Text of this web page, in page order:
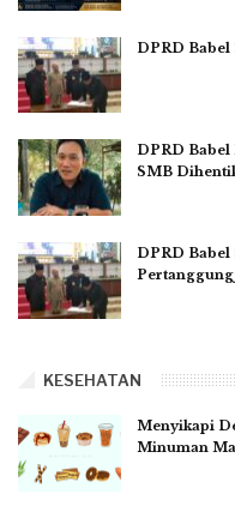
DPRD Babel
DPRD
SMB
DPRD Babel
KESEHATAN
Menyikapi
Minuman